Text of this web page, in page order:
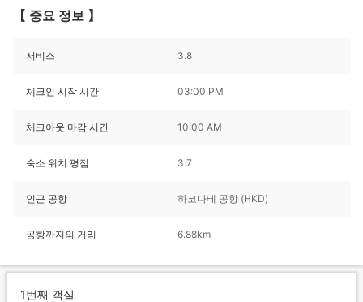
【 중요 정보 】
서비스 3.8
체크인 시작 시간 03:00 PM
체크아웃 마감 시간 10:00 AM
숙소 위치 평점 3.7
인근 공항 하코다테 공항 (HKD)
공항까지의 거리 6.88km
1번째 객실